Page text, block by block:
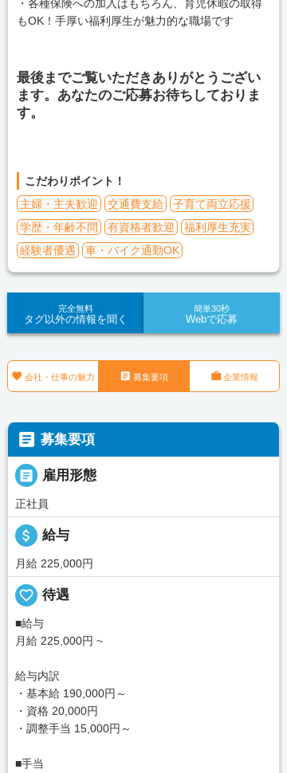
・各種保険への加入はもちろん、育児休暇の取得
もOK！手厚い福利厚生が魅力的な職場です
最後までご覧いただきありがとうござい
ます。あなたのご応募お待ちしておりま
す。
こだわりポイント！
主婦・主夫歓迎
交通費支給
子育て両立応援
学歴・年齢不問
有資格者歓迎
福利厚生充実
経験者優遇
車・バイク通勤OK
完全無料
タグ以外の情報を聞く
簡単30秒
Webで応募
 会社・仕事の魅力  募集要項 企業情報
 募集要項
 雇用形態
正社員
attach_money 給与
月給 225,000円
favorite_border 待遇
■給与
月給 225,000円 ~
給与内訳
・基本給 190,000円～
・資格 20,000円
・調整手当 15,000円～
■手当